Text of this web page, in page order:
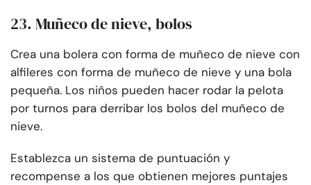
23. Muñeco de nieve, bolos
Crea una bolera con forma de muñeco de nieve con
alfileres con forma de muñeco de nieve y una bola
pequeña. Los niños pueden hacer rodar la pelota
por turnos para derribar los bolos del muñeco de
nieve.
Establezca un sistema de puntuación y
recompense a los que obtienen mejores puntajes